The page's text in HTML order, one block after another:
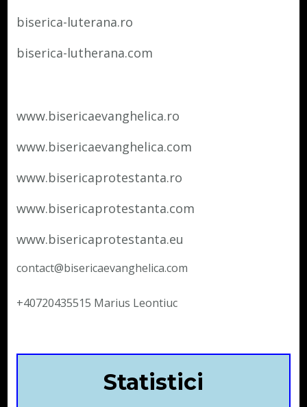
biserica-luterana.ro
biserica-lutherana.com
www.bisericaevanghelica.ro
www.bisericaevanghelica.com
www.bisericaprotestanta.ro
www.bisericaprotestanta.com
www.bisericaprotestanta.eu
contact@bisericaevanghelica.com
+40720435515 Marius Leontiuc
Statistici